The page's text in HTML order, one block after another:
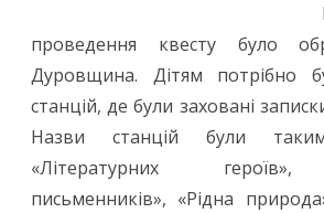
проведення квесту було
Дуровщина. Дітям потрібно
станцій, де були заховані
Назви станцій були
«Літературних
письменників», «Рідна